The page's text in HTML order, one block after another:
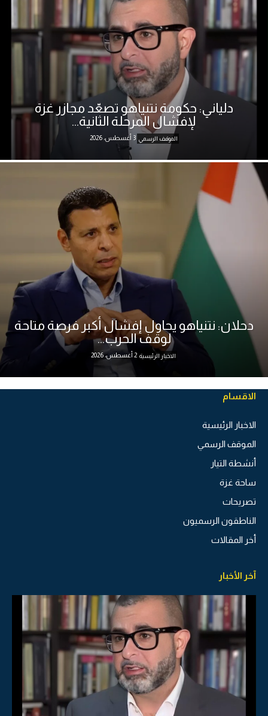
دلياني: حكومة نتنياهو تصعّد مجازر غزة
لإفشال المرحلة الثانية...
الموقف الرسمي 3 أغسطس، 2026
دحلان: نتنياهو يحاول إفشال أكبر فرصة متاحة
لوقف الحرب...
الاخبار الرئيسية 2 أغسطس، 2026
الاقسام
الاخبار الرئيسية
الموقف الرسمي
أنشطة التيار
ساحة غزة
تصريحات
الناطقون الرسميون
أخر المقالات
آخر الأخبار